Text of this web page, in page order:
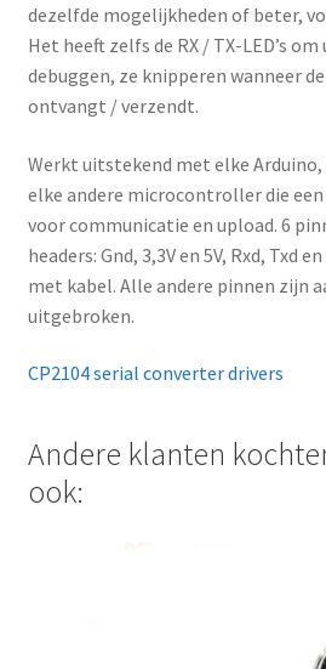
dezelfde mogelijkheden of beter,
Het heeft zelfs de RX / TX-LED’s
debuggen, ze knipperen wanneer
ontvangt / verzendt.
Werkt uitstekend met elke Arduino,
elke andere microcontroller die
voor communicatie en upload. 6
headers: Gnd, 3,3V en 5V, Rxd, Txd
met kabel. Alle andere pinnen zijn
uitgebroken.
CP2104 serial converter drivers
Andere klanten
ook: